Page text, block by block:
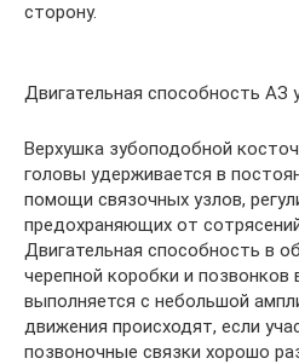
сторону.
Двигательная способность АЗ
Верхушка зубоподобной
головы удерживается в
помощи связочных узлов,
предохраняющих от
Двигательная способность в
черепной коробки и позвонков
выполняется с небольшой
движения происходят, если
позвоночные связки хорошо